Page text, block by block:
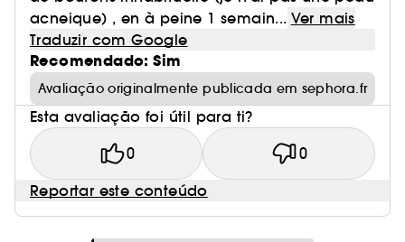
acneique) , en à peine 1 semain... Ver mais
Traduzir com Google
Recomendado: Sim
Avaliação originalmente publicada em sephora.fr
Esta avaliação foi útil para ti?
0 0
Reportar este conteúdo